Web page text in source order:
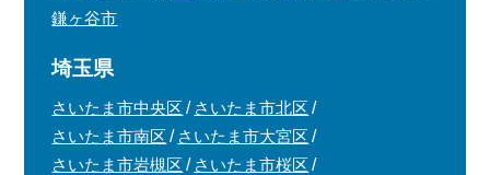
鎌ヶ谷市
埼玉県
さいたま市中央区
さいたま市北区
さいたま市南区
さいたま市大宮区
さいたま市岩槻区
さいたま市桜区